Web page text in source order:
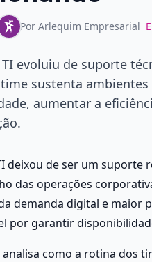
Por Arlequim Empresarial
evoluiu de suporte
sustenta ambientes
aumentar a
deixou de ser um
das operações
demanda digital e maior
por garantir
como a rotina dos